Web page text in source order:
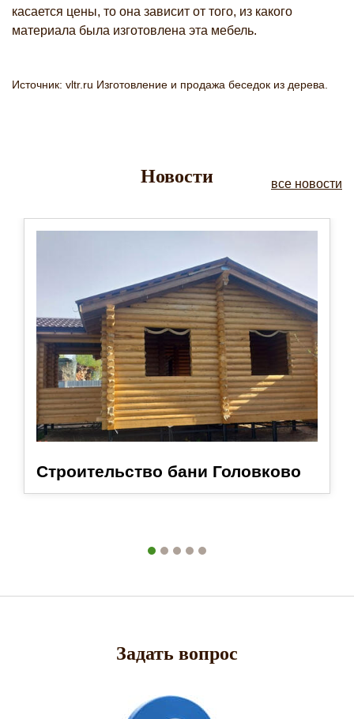
касается цены, то она зависит от того, из какого
материала была изготовлена эта мебель.
Источник: vltr.ru Изготовление и продажа беседок из дерева.
Новости все новости
Строительство бани Головково
Задать вопрос